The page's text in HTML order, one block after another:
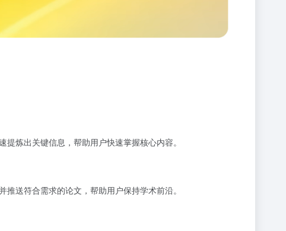
炼出关键信息，帮助用户快速掌握核心内容。
送符合需求的论文，帮助用户保持学术前沿。